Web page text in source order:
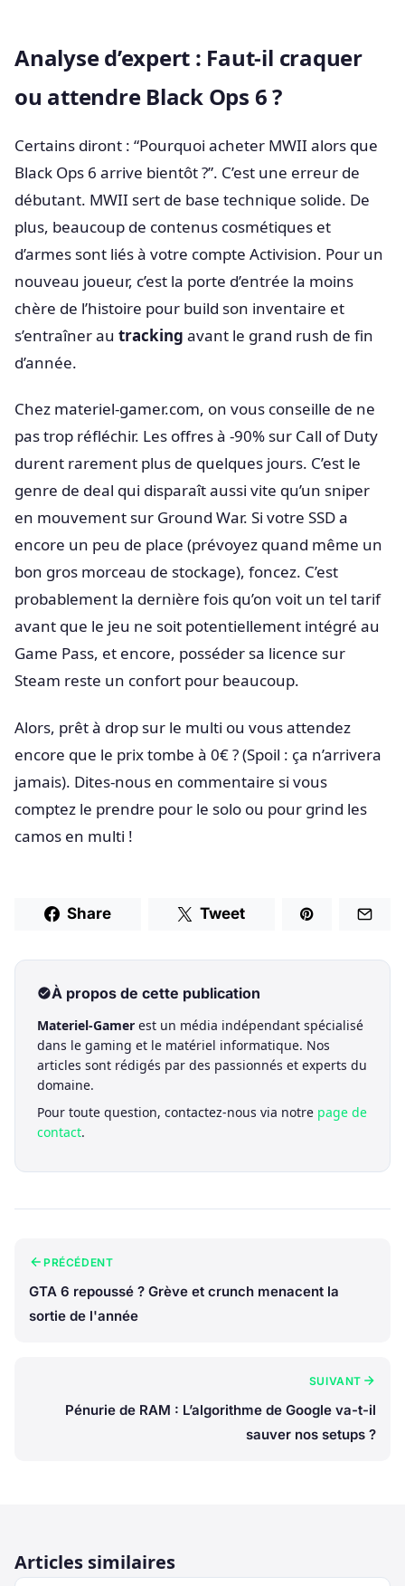
Analyse d’expert : Faut-il craquer
ou attendre Black Ops 6 ?
Certains diront : “Pourquoi acheter MWII alors que
Black Ops 6 arrive bientôt ?”. C’est une erreur de
débutant. MWII sert de base technique solide. De
plus, beaucoup de contenus cosmétiques et
d’armes sont liés à votre compte Activision. Pour un
nouveau joueur, c’est la porte d’entrée la moins
chère de l’histoire pour build son inventaire et
s’entraîner au tracking avant le grand rush de fin
d’année.
Chez materiel-gamer.com, on vous conseille de ne
pas trop réfléchir. Les offres à -90% sur Call of Duty
durent rarement plus de quelques jours. C’est le
genre de deal qui disparaît aussi vite qu’un sniper
en mouvement sur Ground War. Si votre SSD a
encore un peu de place (prévoyez quand même un
bon gros morceau de stockage), foncez. C’est
probablement la dernière fois qu’on voit un tel tarif
avant que le jeu ne soit potentiellement intégré au
Game Pass, et encore, posséder sa licence sur
Steam reste un confort pour beaucoup.
Alors, prêt à drop sur le multi ou vous attendez
encore que le prix tombe à 0€ ? (Spoil : ça n’arrivera
jamais). Dites-nous en commentaire si vous
comptez le prendre pour le solo ou pour grind les
camos en multi !
Share Tweet
À propos de cette publication
Materiel-Gamer est un média indépendant spécialisé
dans le gaming et le matériel informatique. Nos
articles sont rédigés par des passionnés et experts du
domaine.
Pour toute question, contactez-nous via notre page de
contact.
PRÉCÉDENT
GTA 6 repoussé ? Grève et crunch menacent la
sortie de l'année
SUIVANT
Pénurie de RAM : L’algorithme de Google va-t-il
sauver nos setups ?
Articles similaires